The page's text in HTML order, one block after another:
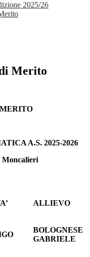
2025/26
Merito
A.S. 2025-2026
ALLIEVO
BOLOGNESE
GABRIELE